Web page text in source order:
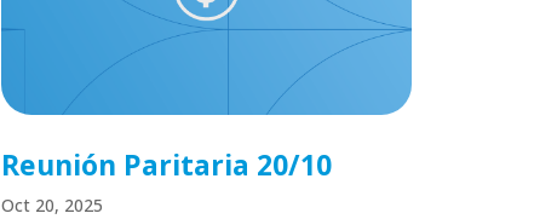
Reunión Paritaria 20/10
Oct 20, 2025